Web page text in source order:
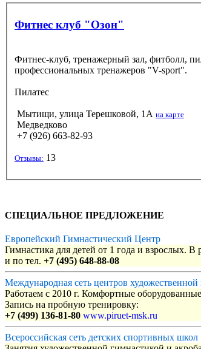
Фитнес клуб "Озон"
Фитнес-клуб, тренажерный зал, фитболл,
профессиональных тренажеров "V-sport".
Пилатес
Мытищи, улица Терешковой, 1А на карте
Медведково
+7 (926) 663-82-93
Отзывы: 13
СПЕЦИАЛЬНОЕ ПРЕДЛОЖЕНИЕ
Европейский Гимнастический Центр
Гимнастика для детей от 1 года и взрослых.
и по тел. +7 (495) 648-88-08
Международная сеть центров
Работаем с 2010 г. Комфортные
Запись на пробную тренировку:
+7 (499) 136-81-80 www.piruet-msk.ru
Всероссийская сеть детских спортивных